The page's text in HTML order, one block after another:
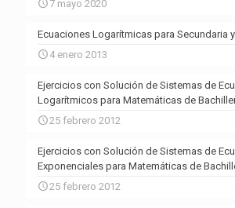
7 mayo 2020
Ecuaciones Logarítmicas para Secundaria
4 enero 2013
Ejercicios con Solución de Sistemas de
Logarítmicos para Matemáticas de
25 febrero 2012
Ejercicios con Solución de Sistemas de
Exponenciales para Matemáticas de
25 febrero 2012